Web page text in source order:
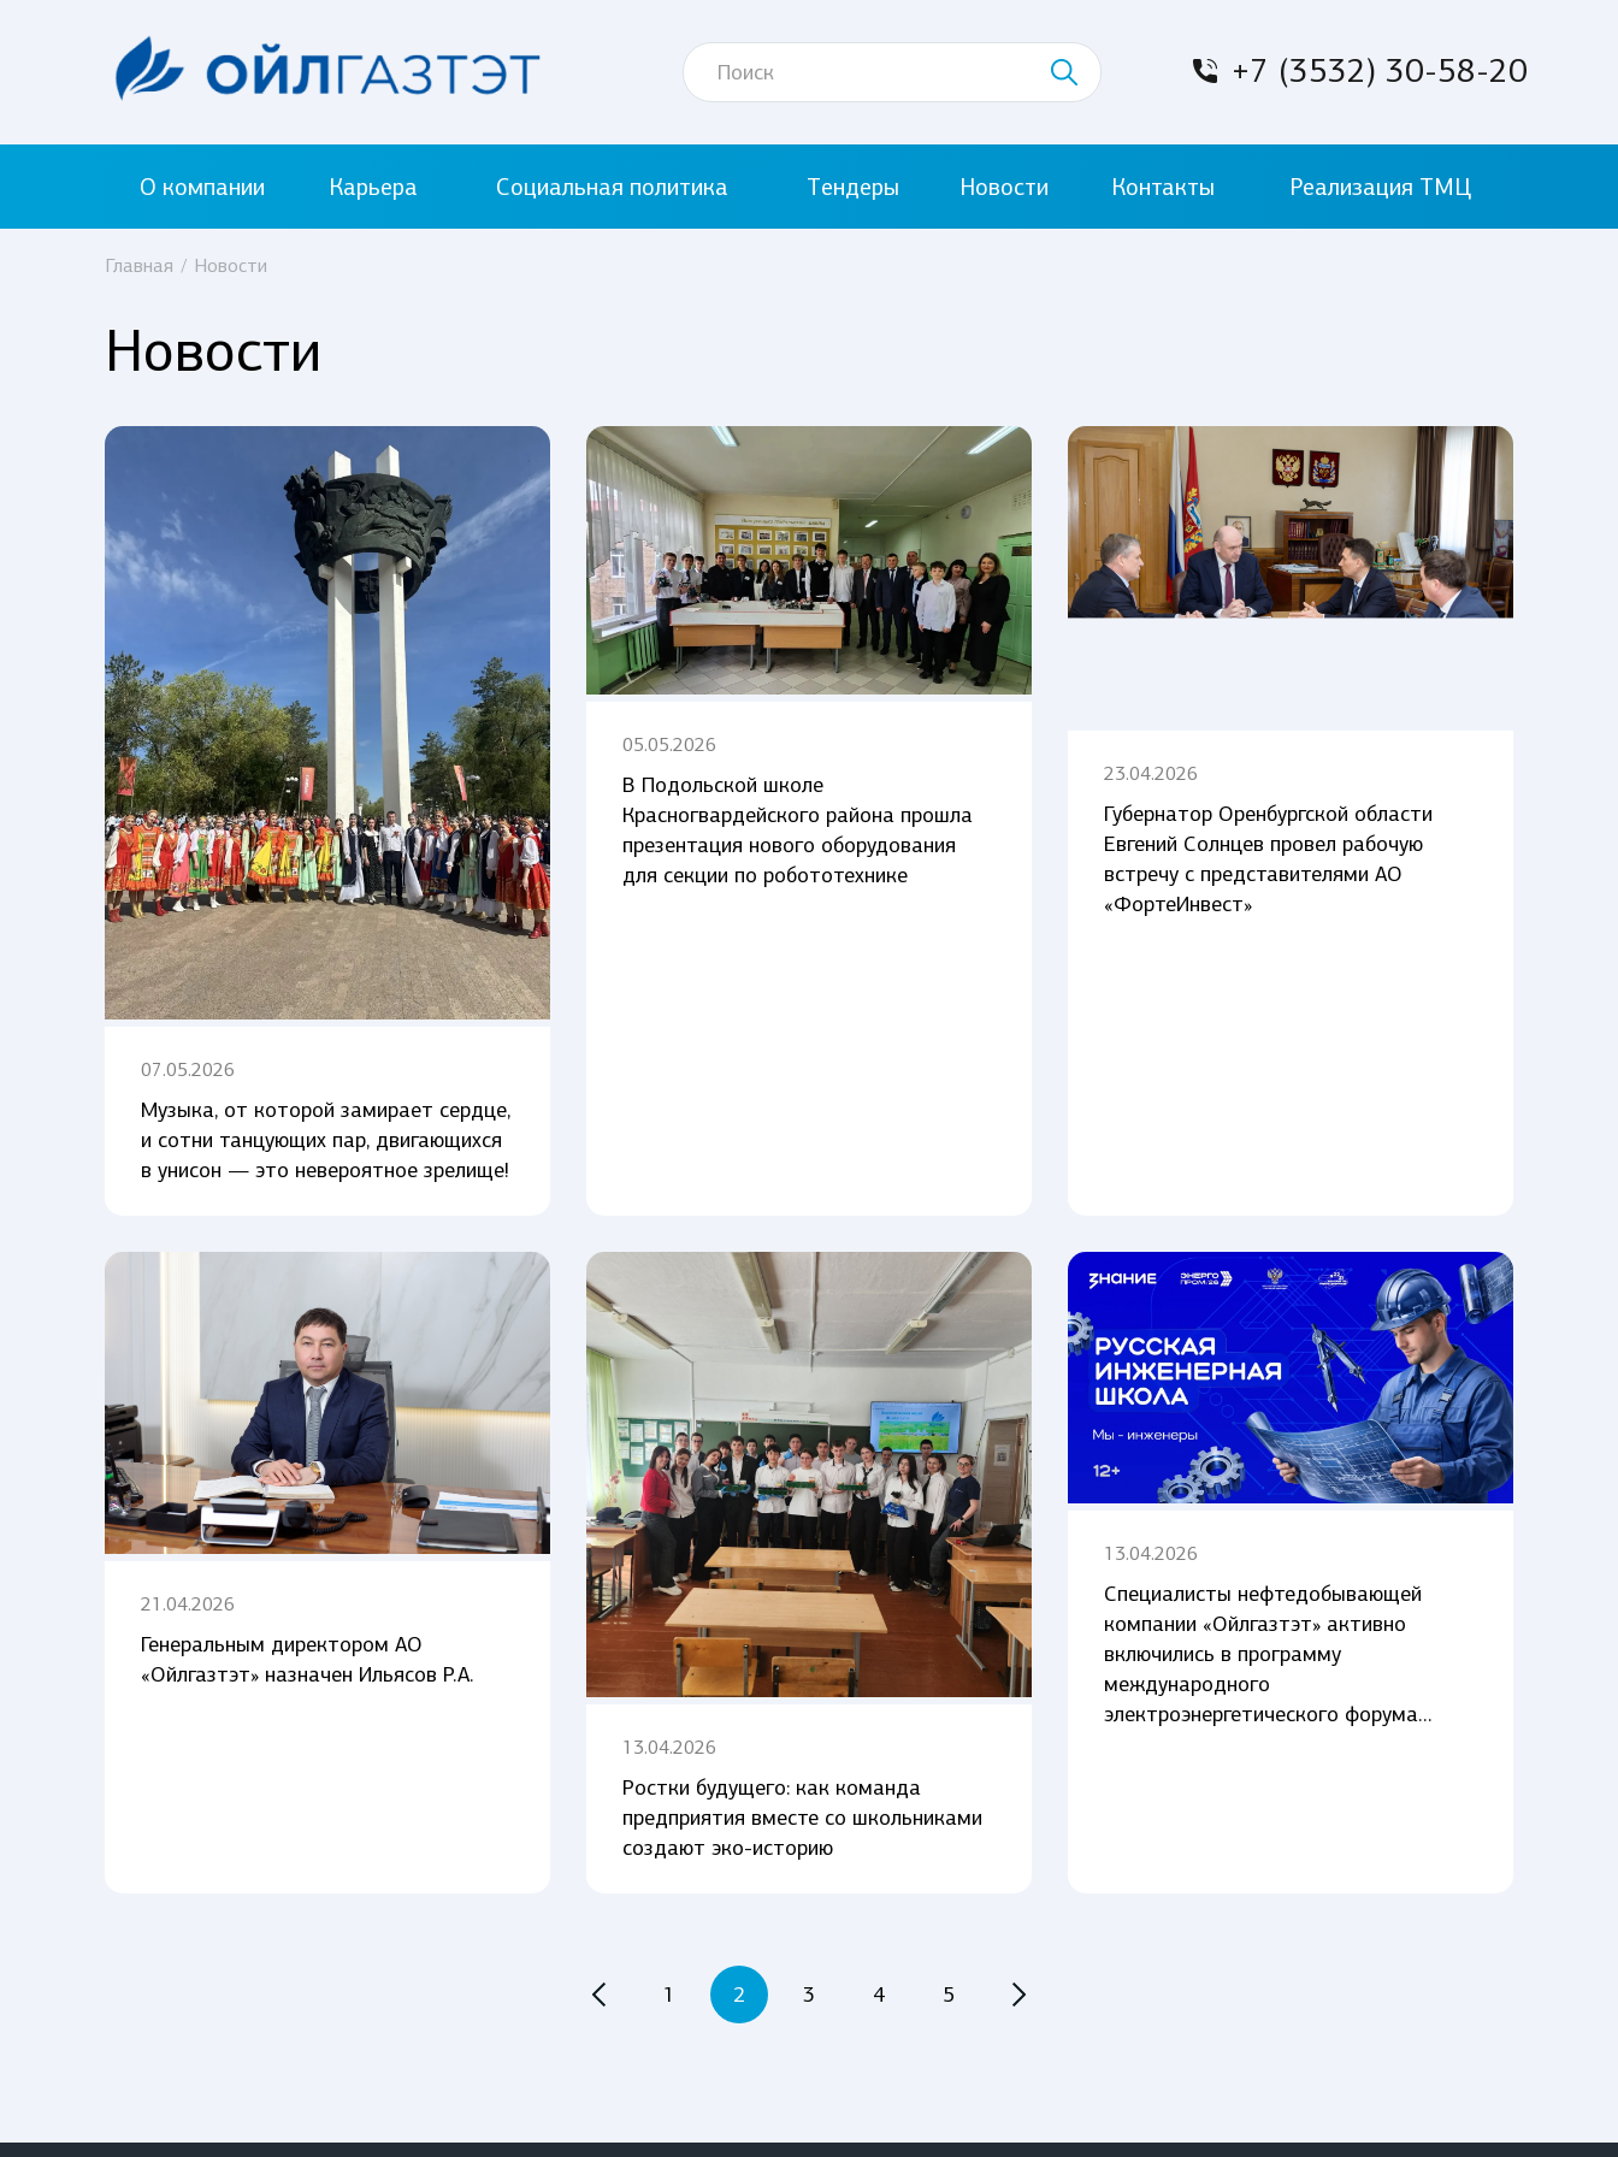
+7 (3532) 30-58-20
О компании Карьера Социальная политика Тендеры Новости Контакты Реализация ТМЦ
Главная / Новости
Новости
07.05.2026
Музыка, от которой замирает сердце,
и сотни танцующих пар, двигающихся
в унисон — это невероятное зрелище!
05.05.2026
В Подольской школе
Красногвардейского района прошла
презентация нового оборудования
для секции по робототехнике
23.04.2026
Губернатор Оренбургской области
Евгений Солнцев провел рабочую
встречу с представителями АО
«ФортеИнвест»
21.04.2026
Генеральным директором АО
«Ойлгазтэт» назначен Ильясов Р.А.
13.04.2026
Ростки будущего: как команда
предприятия вместе со школьниками
создают эко-историю
13.04.2026
Специалисты нефтедобывающей
компании «Ойлгазтэт» активно
включились в программу
международного
электроэнергетического форума…
1 2 3 4 5